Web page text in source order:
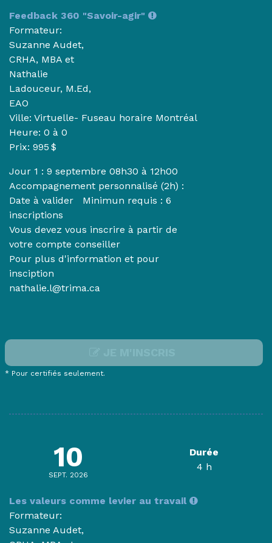
Feedback 360 "Savoir-agir"
Formateur:
Suzanne Audet,
CRHA, MBA et
Nathalie
Ladouceur, M.Ed,
EAO
Ville: Virtuelle- Fuseau horaire Montréal
Heure: 0 à 0
Prix: 995 $
Jour 1 : 9 septembre 08h30 à 12h00
Accompagnement personnalisé (2h) :
Date à valider Minimun requis : 6
inscriptions
Vous devez vous inscrire à partir de
votre compte conseiller
Pour plus d'information et pour
insciption
nathalie.l@trima.ca
* Pour certifiés seulement.
10
SEPT. 2026
Durée
4 h
Les valeurs comme levier au travail
Formateur:
Suzanne Audet,